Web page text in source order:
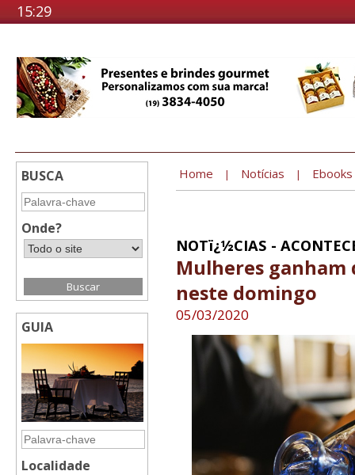
15:29
BUSCA
Onde?
GUIA
Localidade
Home | Notícias | Ebooks
NOTï¿½CIAS -
Mulheres ganham
neste domingo
05/03/2020